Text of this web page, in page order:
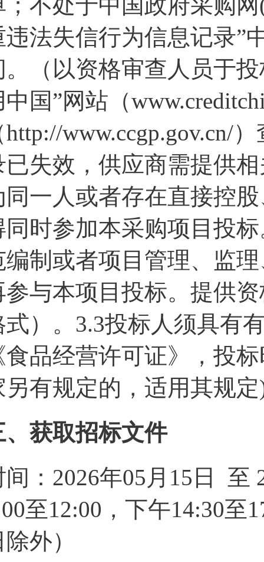
违法失信行为信息记录”
。（以资格审查人员于
中国”网站（
http://www.ccgp.gov.cn/
已失效，供应商需提供
同一人或者存在直接控
同时参加本采购项目投
编制或者项目管理、监
参与本项目投标。提供
式）。3.3投标人须具有
食品经营许可证》，投
另有规定的，适用其规
、获取招标文件
间：2026年05月15日 至
至12:00，下午14:30至
外）